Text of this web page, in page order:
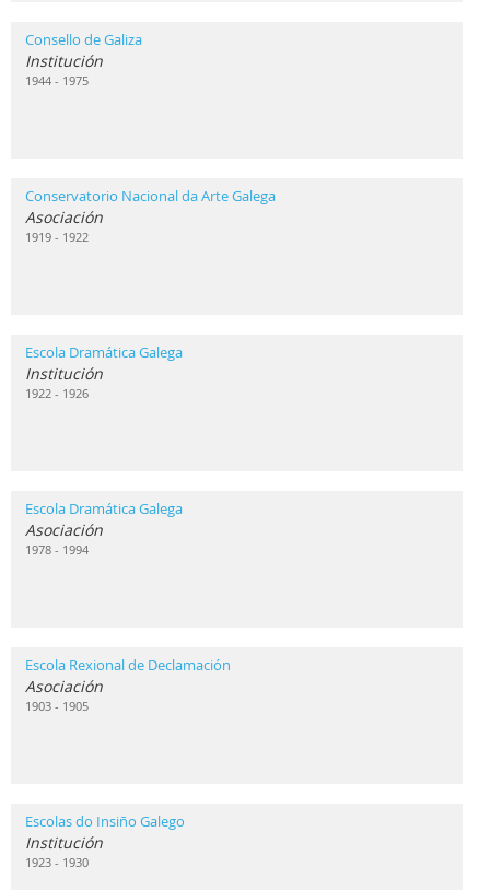
Consello de Galiza
Institución
1944 - 1975
Conservatorio Nacional da Arte Galega
Asociación
1919 - 1922
Escola Dramática Galega
Institución
1922 - 1926
Escola Dramática Galega
Asociación
1978 - 1994
Escola Rexional de Declamación
Asociación
1903 - 1905
Escolas do Insiño Galego
Institución
1923 - 1930